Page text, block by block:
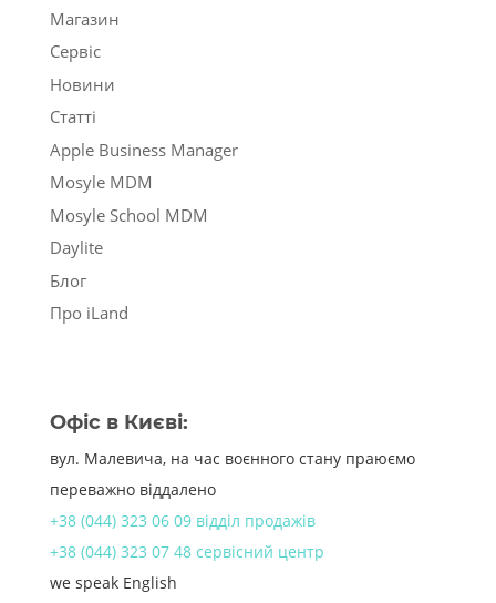
Магазин
Сервіс
Новини
Статті
Apple Business Manager
Mosyle MDM
Mosyle School MDM
Daylite
Блог
Про iLand
Офіс в Києві:
вул. Малевича, на час воєнного стану праюємо
переважно віддалено
+38 (044) 323 06 09 відділ продажів
+38 (044) 323 07 48 сервісний центр
we speak English